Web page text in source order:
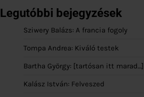
Legutóbbi bejegyzések
Sziwery Balázs: A francia fogoly
Tompa Andrea: Kiváló testek
Bartha György: [tartósan itt marad…]
Kalász István: Felveszed